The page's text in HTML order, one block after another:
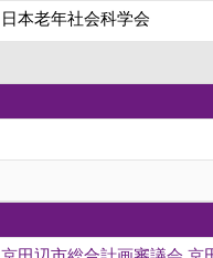
日本老年社会科学会